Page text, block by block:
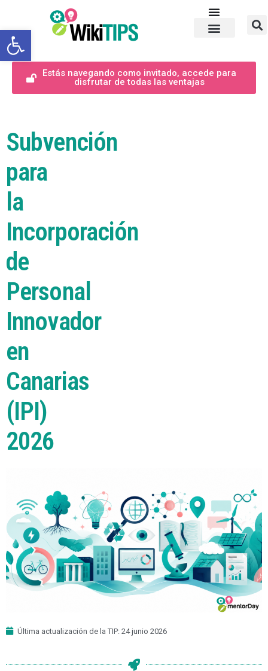
Abrir barra de herramientas
Estás navegando como invitado, accede para
disfrutar de todas las ventajas
Subvención
para
la
Incorporación
de
Personal
Innovador
en
Canarias
(IPI)
2026
Última actualización de la TIP: 24 junio 2026